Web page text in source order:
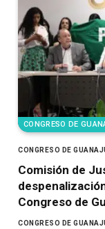
CONGRESO DE
CONGRESO DE
Comisión de
Congreso de
CONGRESO DE